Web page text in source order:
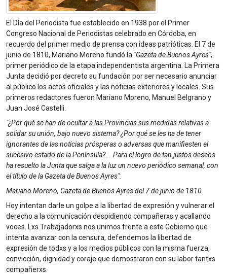
El Día del Periodista fue establecido en 1938 por el Primer
Congreso Nacional de Periodistas celebrado en Córdoba, en
recuerdo del primer medio de prensa con ideas patrióticas. El 7 de
junio de 1810, Mariano Moreno fundó la "Gazeta de Buenos Ayres",
primer periódico de la etapa independentista argentina. La Primera
Junta decidió por decreto su fundación por ser necesario anunciar
al público los actos oficiales y las noticias exteriores y locales. Sus
primeros redactores fueron Mariano Moreno, Manuel Belgrano y
Juan José Castelli.
"¿Por qué se han de ocultar a las Provincias sus medidas relativas a
solidar su unión, bajo nuevo sistema? ¿Por qué se les ha de tener
ignorantes de las noticias prósperas o adversas que manifiesten el
sucesivo estado de la Península?... Para el logro de tan justos deseos
ha resuelto la Junta que salga a la luz un nuevo periódico semanal, con
el título de la Gazeta de Buenos Ayres".
Mariano Moreno, Gazeta de Buenos Ayres del 7 de junio de 1810
Hoy intentan darle un golpe a la libertad de expresión y vulnerar el
derecho a la comunicación despidiendo compañerxs y acallando
voces. Lxs Trabajadorxs nos unimos frente a este Gobierno que
intenta avanzar con la censura, defendemos la libertad de
expresión de todxs y a los medios públicos con la misma fuerza,
convicción, dignidad y coraje que demostraron con su labor tantxs
compañerxs.